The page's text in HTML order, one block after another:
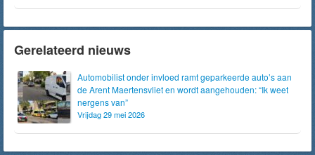
Gerelateerd nieuws
Automobilist onder invloed ramt geparkeerde auto’s aan
de Arent Maertensvliet en wordt aangehouden: “Ik weet
nergens van”
Vrijdag 29 mei 2026